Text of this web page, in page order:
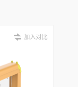
加入对比